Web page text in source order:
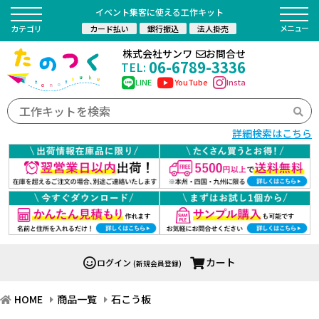
イベント集客に使える工作キット
カード払い 銀行振込 法人掛売
詳細検索はこちら
株式会社サンワ お問合せ
TEL: 06-6789-3336
LINE YouTube Insta
カテゴリ
ログイン (新規会員登録) カート
HOME 商品一覧 石こう板